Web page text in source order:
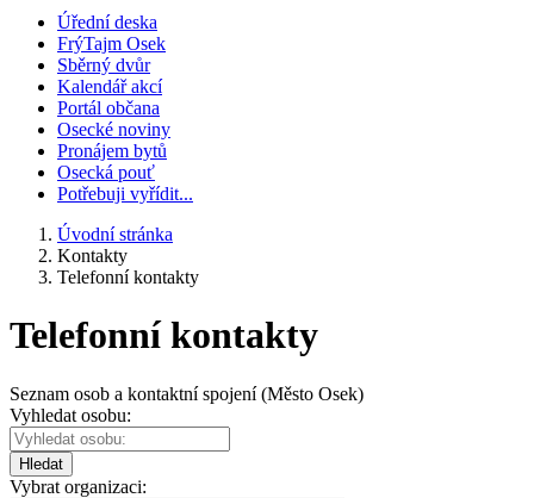
Úřední deska
FrýTajm Osek
Sběrný dvůr
Kalendář akcí
Portál občana
Osecké noviny
Pronájem bytů
Osecká pouť
Potřebuji vyřídit...
Úvodní stránka
Kontakty
Telefonní kontakty
Telefonní kontakty
Seznam osob a kontaktní spojení (Město Osek)
Vyhledat osobu:
Hledat
Vybrat organizaci: